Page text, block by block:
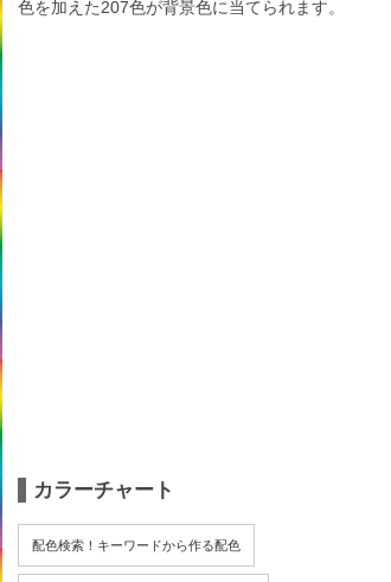
色を加えた207色が背景色に当てられます。
カラーチャート
配色検索！キーワードから作る配色